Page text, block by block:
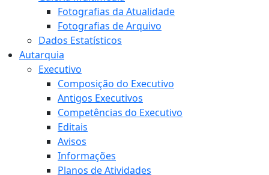
Fotografias da Atualidade
Fotografias de Arquivo
Dados Estatísticos
Autarquia
Executivo
Composição do Executivo
Antigos Executivos
Competências do Executivo
Editais
Avisos
Informações
Planos de Atividades